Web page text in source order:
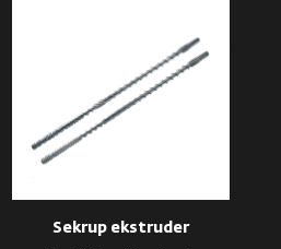
Sekrup ekstruder